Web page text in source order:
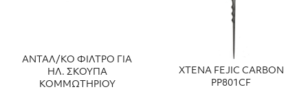
ΑΝΤΑΛ/ΚΟ ΦΙΛΤΡΟ ΓΙΑ
ΗΛ. ΣΚΟΥΠΑ
ΚΟΜΜΩΤΗΡΙΟΥ
ΧΤΕΝΑ FEJIC CARBON
PP801CF